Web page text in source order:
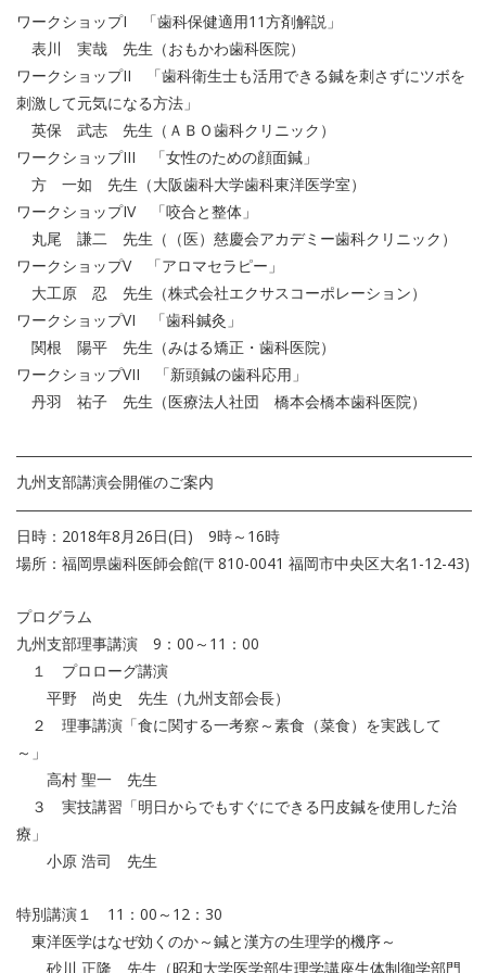
ワークショップI 「歯科保健適用11方剤解説」
表川 実哉 先生（おもかわ歯科医院）
ワークショップII 「歯科衛生士も活用できる鍼を刺さずにツボを
刺激して元気になる方法」
英保 武志 先生（ＡＢＯ歯科クリニック）
ワークショップIII 「女性のための顔面鍼」
方 一如 先生（大阪歯科大学歯科東洋医学室）
ワークショップIV 「咬合と整体」
丸尾 謙二 先生（（医）慈慶会アカデミー歯科クリニック）
ワークショップV 「アロマセラピー」
大工原 忍 先生（株式会社エクサスコーポレーション）
ワークショップVI 「歯科鍼灸」
関根 陽平 先生（みはる矯正・歯科医院）
ワークショップVII 「新頭鍼の歯科応用」
丹羽 祐子 先生（医療法人社団 橋本会橋本歯科医院）
――――――――――――――――――――――――――――――
九州支部講演会開催のご案内
――――――――――――――――――――――――――――――
日時：2018年8月26日(日) 9時～16時
場所：福岡県歯科医師会館(〒810-0041 福岡市中央区大名1-12-43)
プログラム
九州支部理事講演 9：00～11：00
１ プロローグ講演
平野 尚史 先生（九州支部会長）
２ 理事講演「食に関する一考察～素食（菜食）を実践して
～」
高村 聖一 先生
３ 実技講習「明日からでもすぐにできる円皮鍼を使用した治
療」
小原 浩司 先生
特別講演１ 11：00～12：30
東洋医学はなぜ効くのか～鍼と漢方の生理学的機序～
砂川 正隆 先生（昭和大学医学部生理学講座生体制御学部門